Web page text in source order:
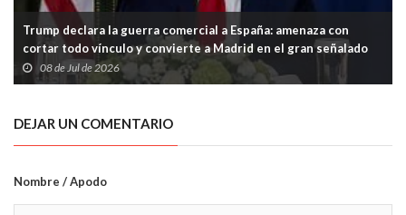
Trump declara la guerra comercial a España: amenaza con
cortar todo vínculo y convierte a Madrid en el gran señalado
de la OTAN
08 de Jul de 2026
DEJAR UN COMENTARIO
Nombre / Apodo